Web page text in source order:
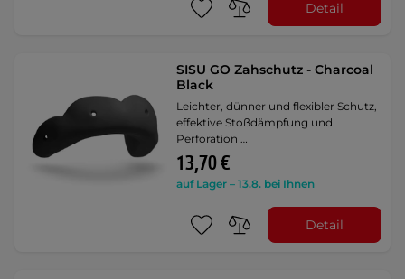
Detail
SISU GO Zahschutz - Charcoal
Black
Leichter, dünner und flexibler Schutz,
effektive Stoßdämpfung und
Perforation …
13,70 €
auf Lager – 13.8. bei Ihnen
Detail